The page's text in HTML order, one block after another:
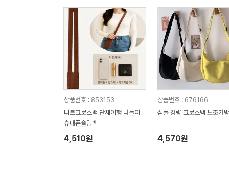
상품번호 : 853153
니트크로스백 단체여행 나들이
휴대폰슬링백
4,510원
상품번호 : 676166
심플 경량 크로스백 보조가방
4,570원